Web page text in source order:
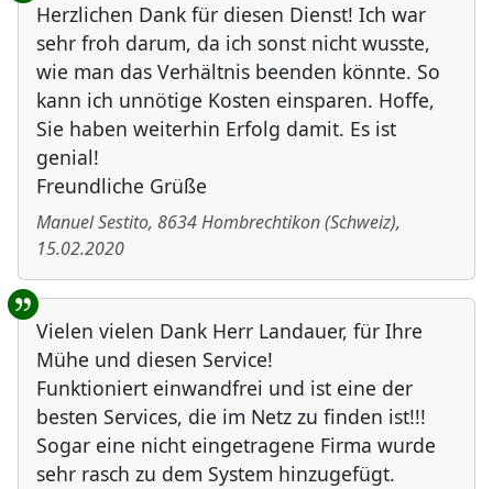
Herzlichen Dank für diesen Dienst! Ich war
sehr froh darum, da ich sonst nicht wusste,
wie man das Verhältnis beenden könnte. So
kann ich unnötige Kosten einsparen. Hoffe,
Sie haben weiterhin Erfolg damit. Es ist
genial!
Freundliche Grüße
Manuel Sestito, 8634Hombrechtikon(Schweiz),
15.02.2020
Vielen vielen Dank Herr Landauer, für Ihre
Mühe und diesen Service!
Funktioniert einwandfrei und ist eine der
besten Services, die im Netz zu finden ist!!!
Sogar eine nicht eingetragene Firma wurde
sehr rasch zu dem System hinzugefügt.